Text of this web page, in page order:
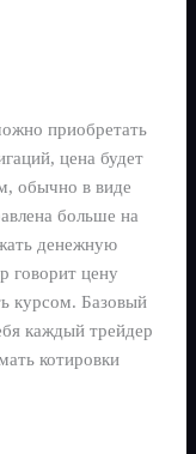
приобретать
цена будет
обычно в виде
больше на
денежную
говорит цену
курсом. Базовый
каждый трейдер
котировки